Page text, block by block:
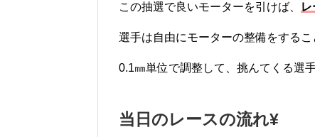
この抽選で良いモーターを引けば、 レ
選手は自由にモーターの整備をする
0.1㎜単位で調整して、挑んてくる選手
当日のレースの流れ¥